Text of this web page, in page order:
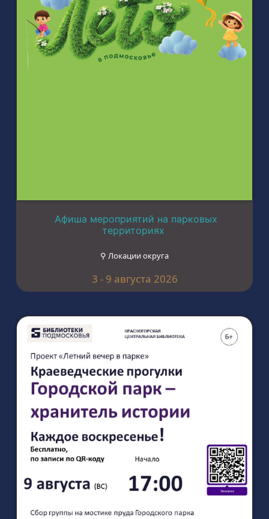
Афиша мероприятий на парковых
территориях
⚲ Локации округа
3 - 9 августа 2026